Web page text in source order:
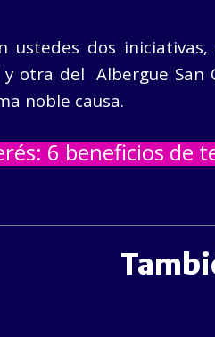
ustedes dos
y otra del Albergue San
noble causa.
6 beneficios de